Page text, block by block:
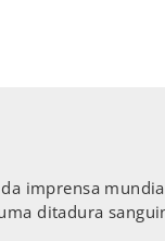
imprensa
ditadura